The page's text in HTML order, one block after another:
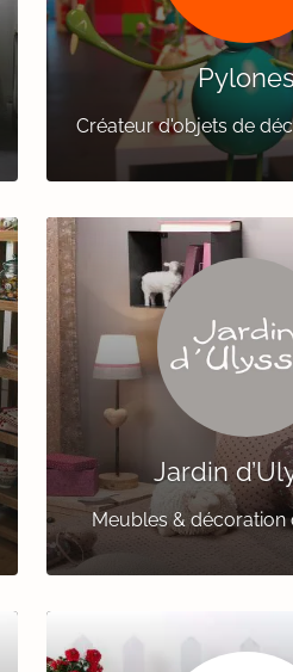
Créateur d'objets de
Jardin
Meubles & décoration